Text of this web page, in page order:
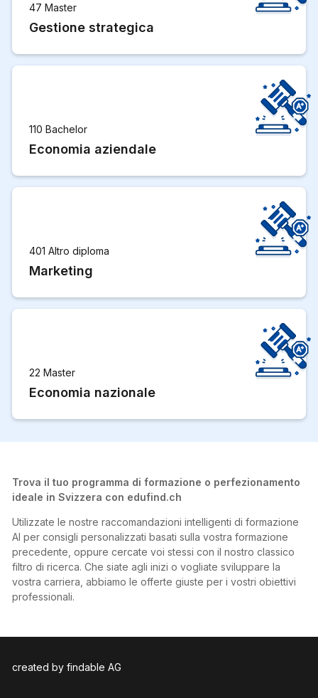
47 Master
Gestione strategica
110 Bachelor
Economia aziendale
401 Altro diploma
Marketing
22 Master
Economia nazionale
Trova il tuo programma di formazione o perfezionamento
ideale in Svizzera con edufind.ch
Utilizzate le nostre raccomandazioni intelligenti di formazione
AI per consigli personalizzati basati sulla vostra formazione
precedente, oppure cercate voi stessi con il nostro classico
filtro di ricerca. Che siate agli inizi o vogliate sviluppare la
vostra carriera, abbiamo le offerte giuste per i vostri obiettivi
professionali.
created by findable AG